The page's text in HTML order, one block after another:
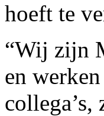
hoeft te
“Wij zijn
en